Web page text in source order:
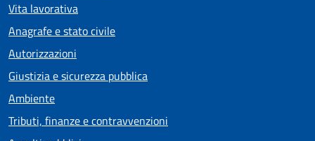
Vita lavorativa
Anagrafe e stato civile
Autorizzazioni
Giustizia e sicurezza pubblica
Ambiente
Tributi, finanze e contravvenzioni